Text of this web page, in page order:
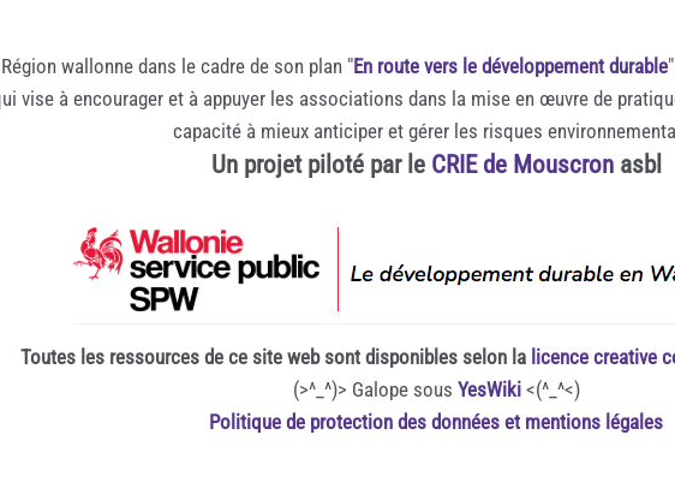
wallonne dans le cadre de son plan "En route vers le développement durable
vise à encourager et à appuyer les associations dans la mise en œuvre de
capacité à mieux anticiper et gérer les risques
Un projet piloté par le CRIE de Mouscronasbl
Toutes les ressources de ce site web sont disponibles selon la licence creative
(>^_^)> Galope sous YesWiki<(^_^<)
Politique de protection des données et mentions légales